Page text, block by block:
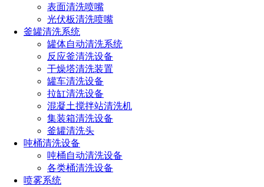
表面清洗喷嘴
光伏板清洗喷嘴
釜罐清洗系统
罐体自动清洗系统
反应釜清洗设备
干燥塔清洗装置
罐车清洗设备
拉缸清洗设备
混凝土搅拌站清洗机
集装箱清洗设备
釜罐清洗头
吨桶清洗设备
吨桶自动清洗设备
各类桶清洗设备
喷雾系统
清洗器工作时，液体压力驱动叶轮旋转，叶轮带动内部减速机
构运行，并通过传动机构带动X和Y轴按设定的轨迹同时旋
转，实现全方位360°无死角清洗。
泄漏点采用动密封，降低泄漏量，节约清洗液。同时产生更大
的水流冲击力。
更高冲击力
喷嘴采用独特的稳流设计，能够使喷射水流更集中，冲击力更
大，清洗更彻底。
旋转洗罐器清洗覆盖网格